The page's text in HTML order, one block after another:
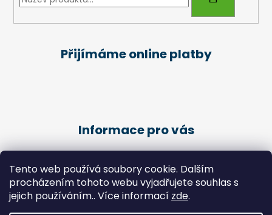
Tento web používá soubory cookie. Dalším
procházením tohoto webu vyjadřujete souhlas s
jejich používáním.. Více informací zde.
Přijímáme online platby
Informace pro vás
Podmínky ochrany osobních údajů
Kariéra
Péče o klienty - Pedikúra